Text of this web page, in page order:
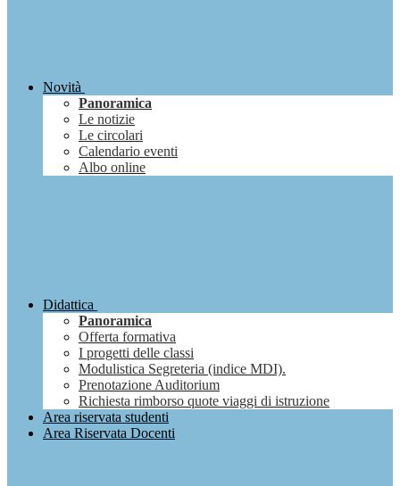
Novità
Panoramica
Le notizie
Le circolari
Calendario eventi
Albo online
Didattica
Panoramica
Offerta formativa
I progetti delle classi
Modulistica Segreteria (indice MDI).
Prenotazione Auditorium
Richiesta rimborso quote viaggi di istruzione
Area riservata studenti
Area Riservata Docenti